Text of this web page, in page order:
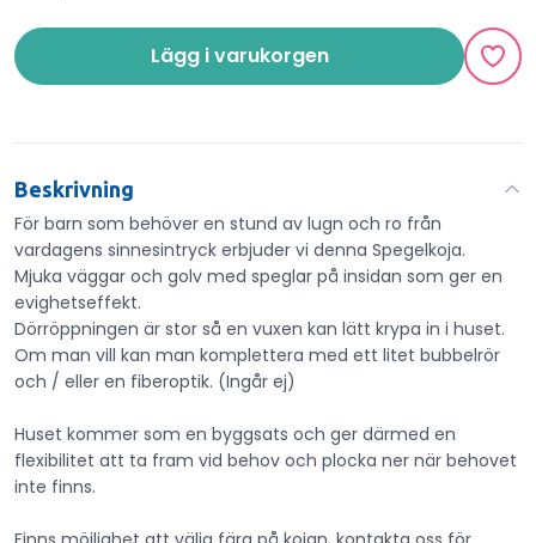
Lägg i varukorgen
Beskrivning
För barn som behöver en stund av lugn och ro från
vardagens sinnesintryck erbjuder vi denna Spegelkoja.
Mjuka väggar och golv med speglar på insidan som ger en
evighetseffekt.
Dörröppningen är stor så en vuxen kan lätt krypa in i huset.
Om man vill kan man komplettera med ett litet bubbelrör
och / eller en fiberoptik. (Ingår ej)
Huset kommer som en byggsats och ger därmed en
flexibilitet att ta fram vid behov och plocka ner när behovet
inte finns.